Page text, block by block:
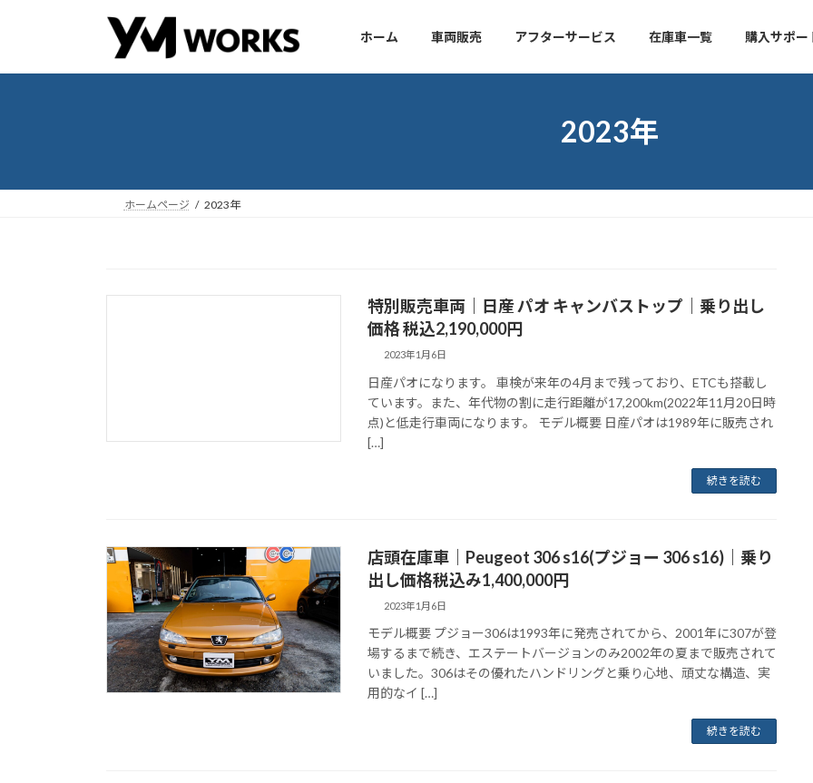
ン
ー
ホーム 車両販売 アフターサービス 在庫車一覧 購入サポー
2023年
ホームページ 2023年
特別販売車両｜日産 パオ キャンバストップ｜乗り出し
価格 税込2,190,000円
2023年1月6日
日産パオになります。 車検が来年の4月まで残っており、ETCも搭載し
ています。また、年代物の割に走行距離が17,200km(2022年11月20日時
点)と低走行車両になります。 モデル概要 日産パオは1989年に販売され
[…]
続きを読む
店頭在庫車｜Peugeot 306 s16(プジョー 306 s16)｜乗り
出し価格税込み1,400,000円
2023年1月6日
モデル概要 プジョー306は1993年に発売されてから、2001年に307が登
場するまで続き、エステートバージョンのみ2002年の夏まで販売されて
いました。306はその優れたハンドリングと乗り心地、頑丈な構造、実
用的なイ […]
続きを読む